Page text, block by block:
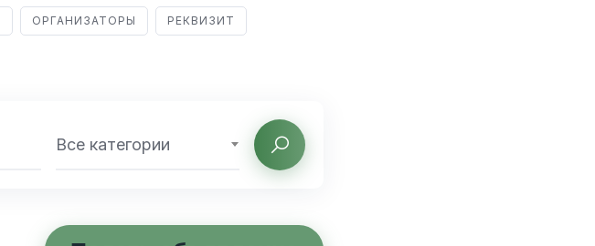
ОРГАНИЗАТОРЫ РЕКВИЗИТ
Все категории